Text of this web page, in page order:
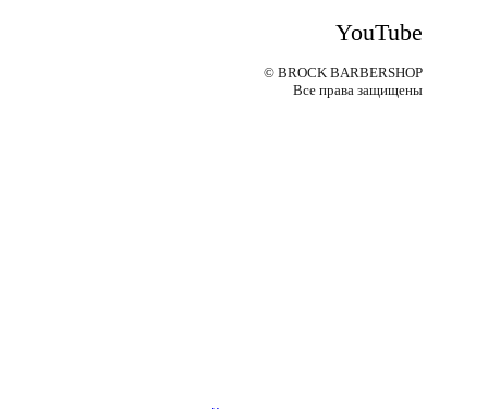
YouTube
© BROCK BARBERSHOP
Все права защищены